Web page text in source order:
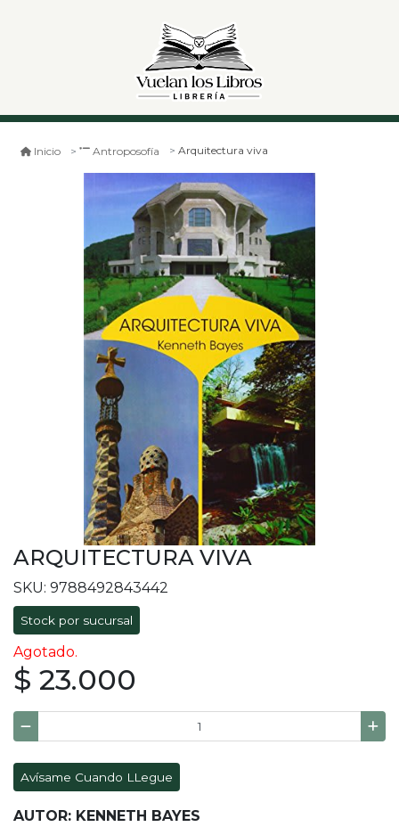
Inicio Antroposofía Arquitectura viva
ARQUITECTURA VIVA
SKU: 9788492843442
Stock por sucursal
Agotado.
$ 23.000
Avísame Cuando LLegue
AUTOR: KENNETH BAYES